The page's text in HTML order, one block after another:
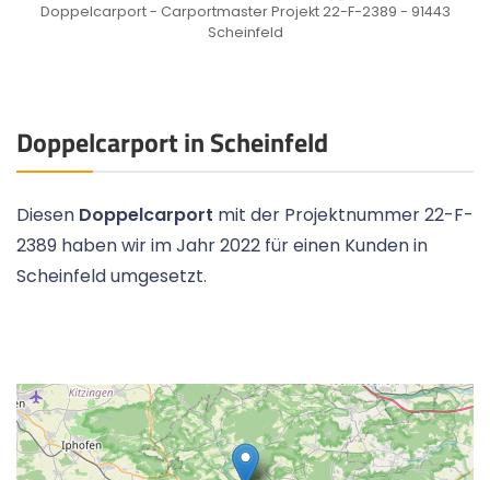
Doppelcarport - Carportmaster Projekt 22-F-2389 - 91443
Scheinfeld
Doppelcarport in Scheinfeld
Diesen Doppelcarport mit der Projektnummer 22-F-
2389 haben wir im Jahr 2022 für einen Kunden in
Scheinfeld umgesetzt.